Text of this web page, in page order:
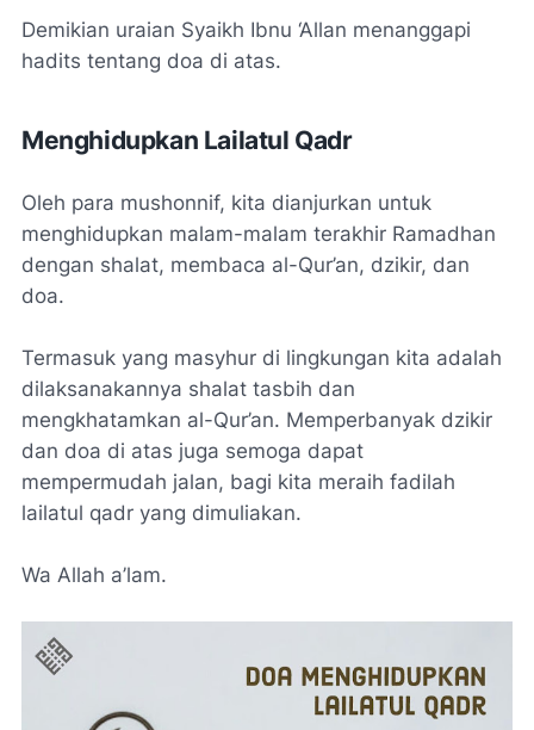
Demikian uraian Syaikh Ibnu ‘Allan menanggapi
hadits tentang doa di atas.
Menghidupkan Lailatul Qadr
Oleh para mushonnif, kita dianjurkan untuk
menghidupkan malam-malam terakhir Ramadhan
dengan shalat, membaca al-Qur’an, dzikir, dan
doa.
Termasuk yang masyhur di lingkungan kita adalah
dilaksanakannya shalat tasbih dan
mengkhatamkan al-Qur’an. Memperbanyak dzikir
dan doa di atas juga semoga dapat
mempermudah jalan, bagi kita meraih fadilah
lailatul qadr yang dimuliakan.
Wa Allah a’lam.